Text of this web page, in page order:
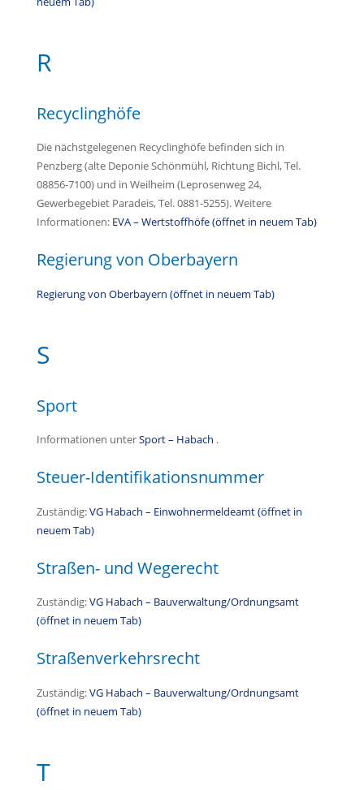
R
Recyclinghöfe
Die nächstgelegenen Recyclinghöfe befinden sich in
Penzberg (alte Deponie Schönmühl, Richtung Bichl, Tel.
08856-7100) und in Weilheim (Leprosenweg 24,
Gewerbegebiet Paradeis, Tel. 0881-5255). Weitere
Informationen: EVA – Wertstoffhöfe (öffnet in neuem Tab)
Regierung von Oberbayern
Regierung von Oberbayern (öffnet in neuem Tab)
S
Sport
Informationen unterSport – Habach .
Steuer-Identifikationsnummer
Zuständig:VG Habach – Einwohnermeldeamt (öffnet in
neuem Tab)
Straßen- und Wegerecht
Zuständig:VG Habach – Bauverwaltung/Ordnungsamt
(öffnet in neuem Tab)
Straßenverkehrsrecht
Zuständig:VG Habach – Bauverwaltung/Ordnungsamt
(öffnet in neuem Tab)
T